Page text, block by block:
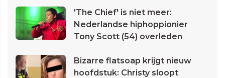
'The Chief' is niet meer:
Nederlandse hiphoppionier
Tony Scott (54) overleden
Bizarre flatsoap krijgt nieuw
hoofdstuk: Christy sloopt